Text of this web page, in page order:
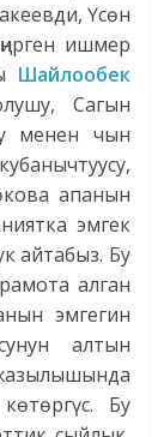
Үсөн
ишмер
Шайлообек
Сагын
менен чын
апанын
эмгек
айтабыз. Бу
алган
эмгегин
алтын
Бу